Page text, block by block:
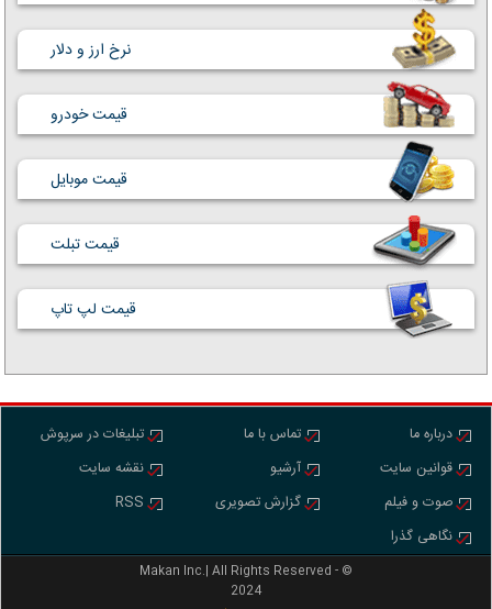
نرخ ارز و دلار
قیمت خودرو
قیمت موبایل
قیمت تبلت
قیمت لپ تاپ
درباره ما
قوانین سایت
صوت و فیلم
نگاهی گذرا
تماس با ما
آرشیو
گزارش تصویری
تبلیغات در سرپوش
نقشه سایت
RSS
Makan Inc.‎‎‎| All Rights Reserved - ©
2024